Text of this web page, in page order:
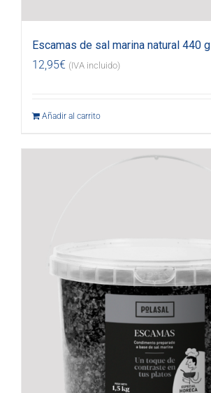
Escamas de sal marina natural 440 g
12,95€ (IVA incluido)
Añadir al carrito